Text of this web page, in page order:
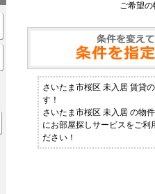
ご希望
さいたま市桜区 未入居 賃貸
す！
さいたま市桜区 未入居 の物
にお部屋探しサービスをご利
ださい！